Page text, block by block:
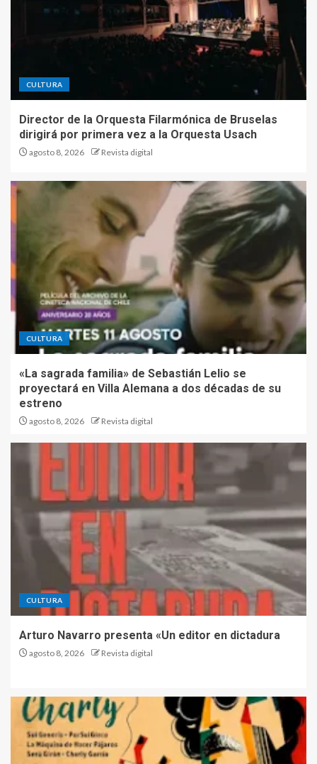
CULTURA
Director de la Orquesta Filarmónica de Bruselas
dirigirá por primera vez a la Orquesta Usach
agosto 8, 2026 Revista digital
CULTURA
«La sagrada familia» de Sebastián Lelio se
proyectará en Villa Alemana a dos décadas de su
estreno
agosto 8, 2026 Revista digital
CULTURA
Arturo Navarro presenta «Un editor en dictadura
agosto 8, 2026 Revista digital